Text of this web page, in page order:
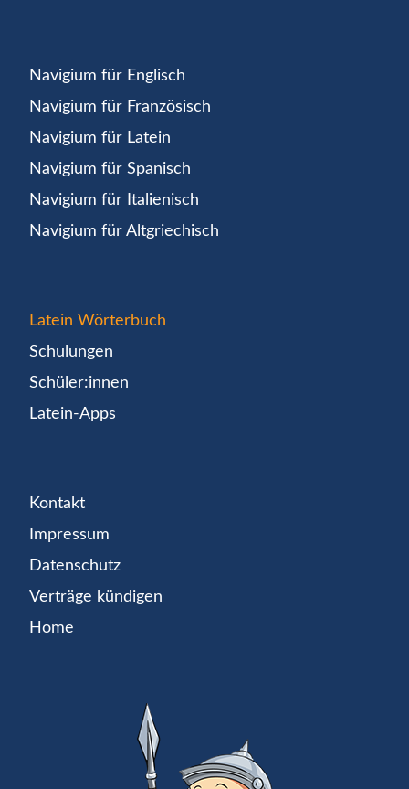
Navigium für Englisch
Navigium für Französisch
Navigium für Latein
Navigium für Spanisch
Navigium für Italienisch
Navigium für Altgriechisch
Latein Wörterbuch
Schulungen
Schüler:innen
Latein-Apps
Kontakt
Impressum
Datenschutz
Verträge kündigen
Home